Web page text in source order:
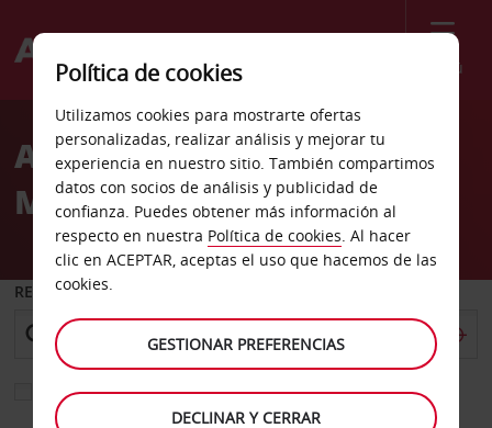
Menú
Welcome
AvisAlquiler de coches
Mesquite
RECOGER EN
Elegir otra oficina de devolución
Política de cookies
Utilizamos cookies para mostrarte ofertas
personalizadas, realizar análisis y mejorar tu
experiencia en nuestro sitio. También compartimos
datos con socios de análisis y publicidad de
confianza. Puedes obtener más información al
respecto en nuestra Política de cookies. Al hacer
clic en ACEPTAR, aceptas el uso que hacemos de las
cookies.
GESTIONAR PREFERENCIAS
DECLINAR Y CERRAR